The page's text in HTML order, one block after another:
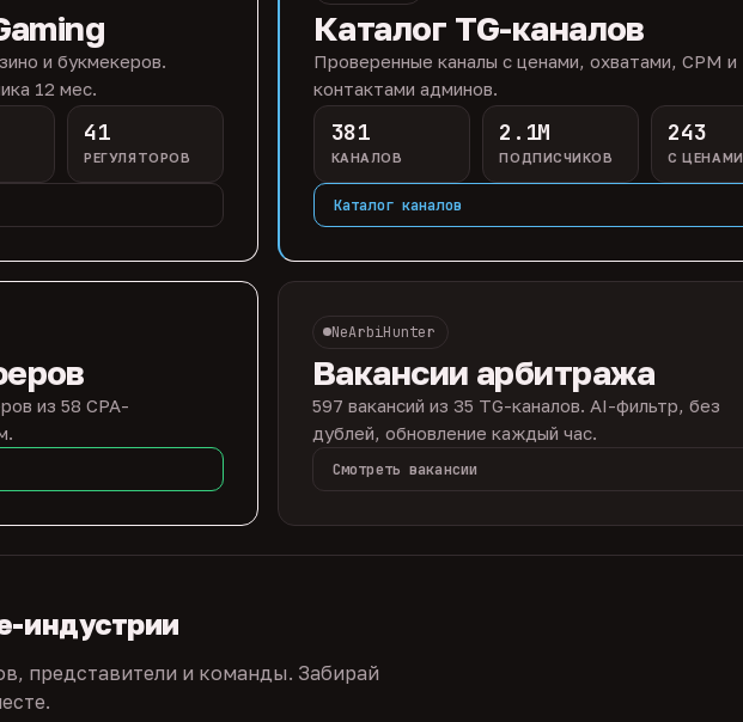
и букмекеров.
12 мес.
41
РЕГУЛЯТОРОВ
Каталог TG-каналов
Проверенные каналы с ценами, охватами, CPM и
контактами админов.
381
КАНАЛОВ
2.1M
ПОДПИСЧИКОВ
243
С ЦЕНАМИ
Каталог каналов
из 58 CPA-
NeArbiHunter
Вакансии арбитража
597 вакансий из 35 TG-каналов. AI-фильтр, без
дублей, обновление каждый час.
Смотреть вакансии
индустрии
представители и команды. Забирай